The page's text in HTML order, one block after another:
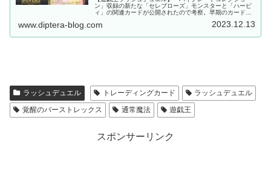
ン」収録の新たな「セレブローズ」モンスターと「ハーピ
ィ」の関連カードが公開されたので考察。早期のカード化
登場しました。「ハーピィ」の新規も強力です。
www.diptera-blog.com 2023.12.13
ラッシュデュエル トレーディングカード
ラッシュデュエル
覚醒のバーストレックス
通常魔法 遊戯王
スポンサーリンク